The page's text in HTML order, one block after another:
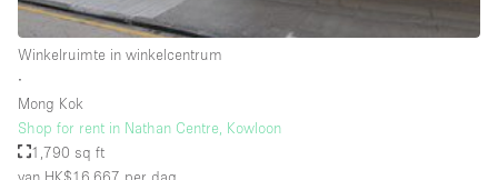
Schitterend uitzicht
Smoking Area
Straatniveau
Terrace
Winkelruimte in winkelcentrum
∙
Mong Kok
Shop for rent in Nathan Centre, Kowloon
1,790 sq ft
van HK$16,667 per dag